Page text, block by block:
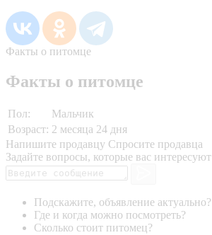
Факты о питомце
Факты о питомце
Пол:
Мальчик
Возраст: 2 месяца 24 дня
Напишите продавцу Спросите продавца
Задайте вопросы, которые вас интересуют
Подскажите, объявление актуально?
Где и когда можно посмотреть?
Сколько стоит питомец?